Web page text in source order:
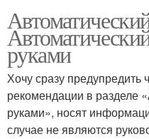
руками
Хочу сразу предупредить
рекомендации в разделе
руками», носят
случае не являются